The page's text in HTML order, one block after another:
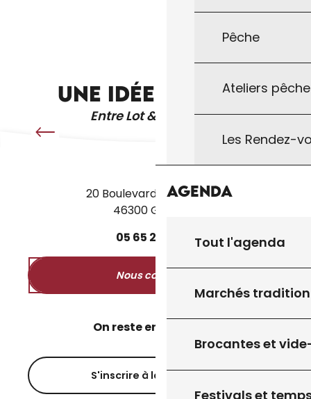
Pêche
Ateliers
Les Rendez-
Agenda
Tout l'agenda
Marchés
Brocantes et
Festivals et
UNE IDÉE RECETTE
Entre Lot & Dordogne
LA MIQUE LEVÉE
20 Boulevard des Martyrs
46300 Gourdon
05 65 27 50
Nous contacter
On reste en contact ?
S'inscrire à la newsletter